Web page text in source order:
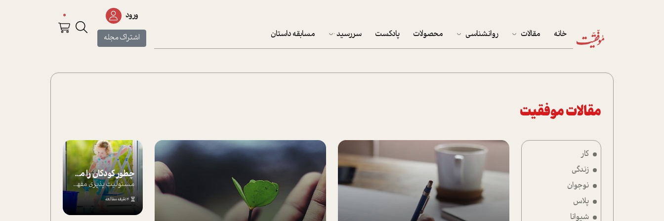
خانه مقالات
پرونده ویژه
روانشناسی محصولات پادکست سررسید
تقویم دیواری
مسابقه داستان
ورود
اشتراک مجله
0
مقالات موفقیت
کار
زندگی
نوجوان
پلاس
شیوانا
چطور کودکان را مسئولیت‌پذیر بار بیاورید؟
مسئولیت پذیری مفهومی ا ست که هر چه کودکت...
4 دقیقه مطالعه